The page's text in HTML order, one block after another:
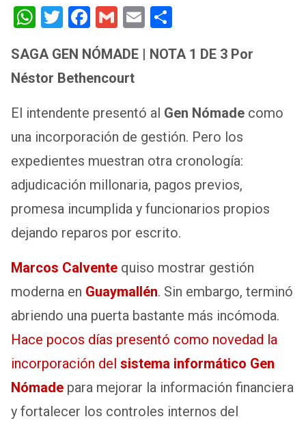
W
at
s
A
p
p
T
tt
er
F
a
ce
b
o
o
k
G
ail
E
ail ar
SAGA GEN NÓMADE | NOTA 1 DE 3 Por
Néstor Bethencourt
El intendente presentó al Gen Nómade como
una incorporación de gestión. Pero los
expedientes muestran otra cronología:
adjudicación millonaria, pagos previos,
promesa incumplida y funcionarios propios
dejando reparos por escrito.
Marcos Calvente quiso mostrar gestión
moderna en Guaymallén. Sin embargo, terminó
abriendo una puerta bastante más incómoda.
Hace pocos días presentó como novedad la
incorporación del sistema informático Gen
Nómade para mejorar la información financiera
y fortalecer los controles internos del